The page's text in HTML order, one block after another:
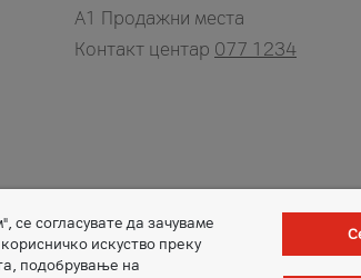
A1 Продажни места
Контакт центар 077 1234
се согласувате да зачуваме
искуство преку
подобрување на